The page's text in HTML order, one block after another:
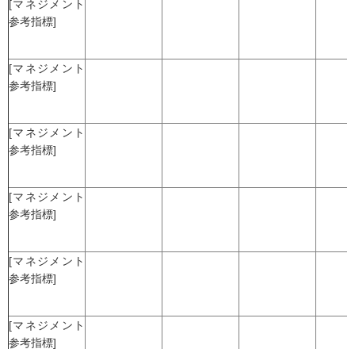
[マネジメント
参考指標]
[マネジメント
参考指標]
[マネジメント
参考指標]
[マネジメント
参考指標]
[マネジメント
参考指標]
[マネジメント
参考指標]